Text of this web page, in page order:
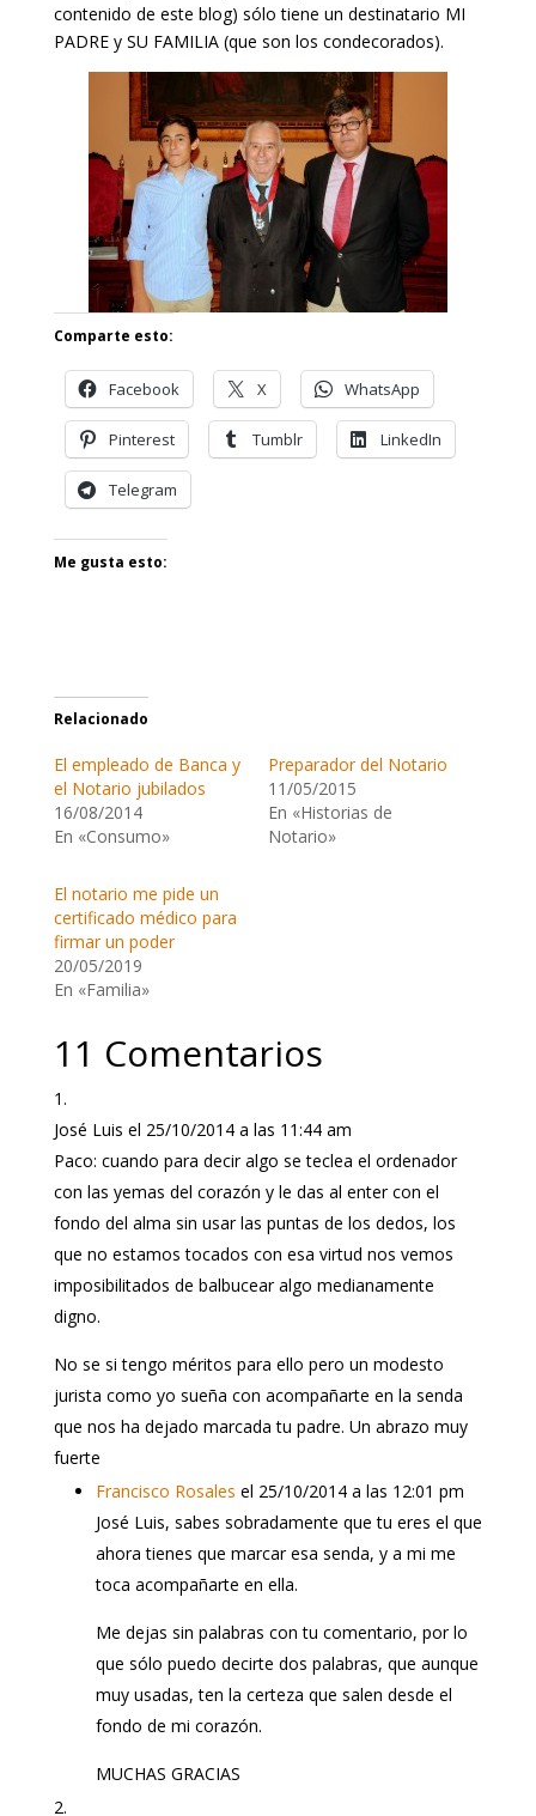
contenido de este blog) sólo tiene un destinatario MI
PADRE y SU FAMILIA (que son los condecorados).
Comparte esto:
Facebook X WhatsApp
Pinterest Tumblr LinkedIn
Telegram
Me gusta esto:
Relacionado
El empleado de Banca y
el Notario jubilados
16/08/2014
En «Consumo»
Preparador del Notario
11/05/2015
En «Historias de
Notario»
El notario me pide un
certificado médico para
firmar un poder
20/05/2019
En «Familia»
11 Comentarios
José Luis el 25/10/2014 a las 11:44 am
Paco: cuando para decir algo se teclea el ordenador
con las yemas del corazón y le das al enter con el
fondo del alma sin usar las puntas de los dedos, los
que no estamos tocados con esa virtud nos vemos
imposibilitados de balbucear algo medianamente
digno.
No se si tengo méritos para ello pero un modesto
jurista como yo sueña con acompañarte en la senda
que nos ha dejado marcada tu padre. Un abrazo muy
fuerte
Francisco Rosales el 25/10/2014 a las 12:01 pm
José Luis, sabes sobradamente que tu eres el que
ahora tienes que marcar esa senda, y a mi me
toca acompañarte en ella.
Me dejas sin palabras con tu comentario, por lo
que sólo puedo decirte dos palabras, que aunque
muy usadas, ten la certeza que salen desde el
fondo de mi corazón.
MUCHAS GRACIAS